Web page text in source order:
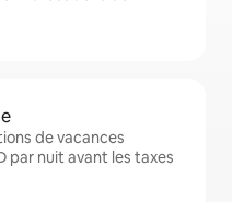
de vacances
par nuit avant les taxes